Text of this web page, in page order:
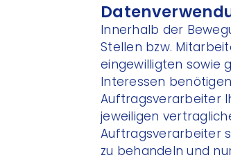
Innerhalb der
Stellen bzw.
eingewilligten sowie
Interessen
Auftragsverarbeiter
jeweiligen
Auftragsverarbeiter
zu behandeln und